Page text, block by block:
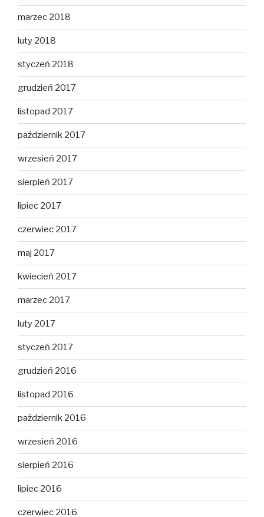
marzec 2018
luty 2018
styczeń 2018
grudzień 2017
listopad 2017
październik 2017
wrzesień 2017
sierpień 2017
lipiec 2017
czerwiec 2017
maj 2017
kwiecień 2017
marzec 2017
luty 2017
styczeń 2017
grudzień 2016
listopad 2016
październik 2016
wrzesień 2016
sierpień 2016
lipiec 2016
czerwiec 2016